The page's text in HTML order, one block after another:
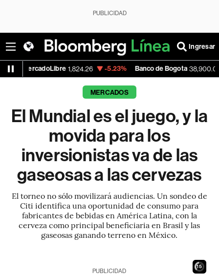
PUBLICIDAD
Ingresar
1,824.26 -5.23% Banco de Bogota 38,900.00 +0.46%
MERCADOS
El Mundial es el juego, y la
movida para los
inversionistas va de las
gaseosas a las cervezas
El torneo no sólo movilizará audiencias. Un sondeo de
Citi identifica una oportunidad de consumo para
fabricantes de bebidas en América Latina, con la
cerveza como principal beneficiaria en Brasil y las
gaseosas ganando terreno en México.
14
PUBLICIDAD